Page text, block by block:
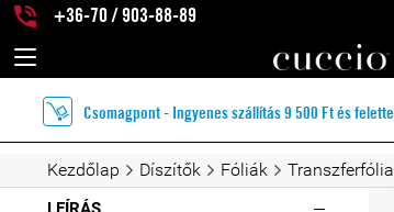
+36-70 / 903-88-89
Csomagpont - Ingyenes szállítás 9 500 Ft és felette
Kezdőlap Díszítők Fóliák Transzferfólia